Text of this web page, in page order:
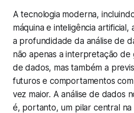
A tecnologia moderna,
máquina e inteligência artificial,
a profundidade da análise de
não apenas a interpretação de
de dados, mas também a
futuros e comportamentos
vez maior. A análise de dados
é, portanto, um pilar central na